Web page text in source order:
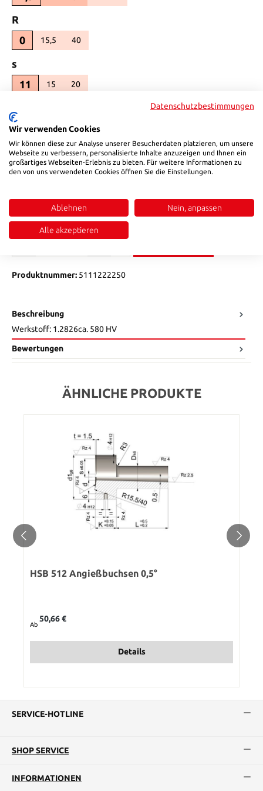
R
0
15,5(Diese Option ist zurzeit nicht verfügbar.)
40(Diese Option ist zurzeit nicht verfügbar.)
s
11
15(Diese Option ist zurzeit nicht verfügbar.)
20(Diese Option ist zurzeit nicht verfügbar.)
28
38(Diese Option ist zurzeit nicht verfügbar.)
48(Diese Option ist zurzeit nicht verfügbar.)
Kauswählen
13
18(Diese Option ist zurzeit nicht verfügbar.)
23(Diese Option ist zurzeit nicht verfügbar.)
0
1,5(Diese Option ist zurzeit nicht verfügbar.)
Produkt Anzahl: Gib den gewünschten Wert ein oder benutze die
Produktnummer: 5111222250
Beschreibung
Werkstoff: 1.2826ca. 580 HV
Bewertungen
ÄHNLICHE PRODUKTE
HSB 512 Angießbuchsen 0,5°
Ab
50,66 €
Details
SERVICE-HOTLINE
SHOP SERVICE
INFORMATIONEN
Datenschutzbestimmungen
Wir verwenden Cookies
Wir können diese zur Analyse unserer Besucherdaten platzieren, um unsere
Webseite zu verbessern, personalisierte Inhalte anzuzeigen und Ihnen ein
großartiges Webseiten-Erlebnis zu bieten. Für weitere Informationen zu
den von uns verwendeten Cookies öffnen Sie die Einstellungen.
Ablehnen Nein, anpassen
Alle akzeptieren